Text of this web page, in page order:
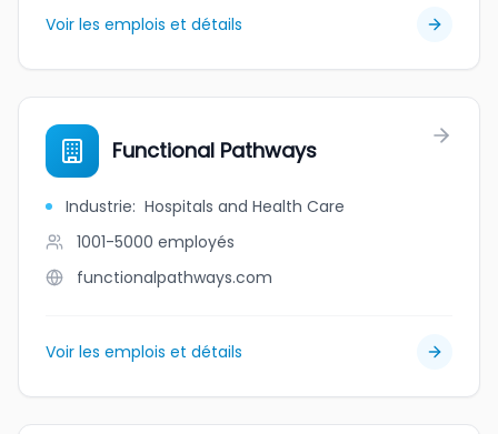
Voir les emplois et détails
Functional Pathways
Industrie: Hospitals and Health Care
1001-5000 employés
functionalpathways.com
Voir les emplois et détails